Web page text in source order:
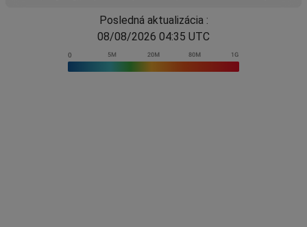
Posledná aktualizácia :
08/08/2026 04:35 UTC